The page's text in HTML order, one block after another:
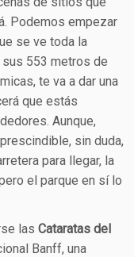
Podemos empezar
se ve toda la
sus 553 metros de
te va a dar una
que estás
Aunque,
sin duda,
para llegar, la
el parque en sí lo
las Cataratas del
Banff, una